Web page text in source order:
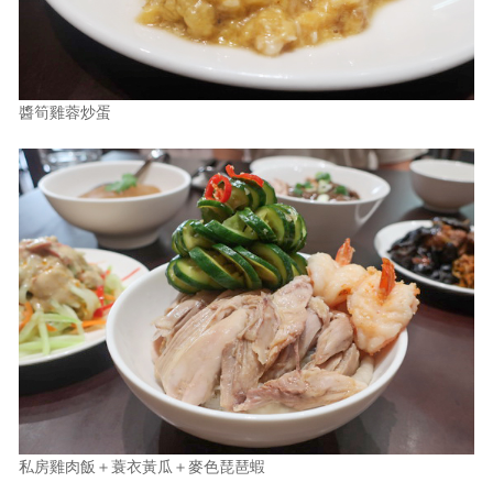
醬筍雞蓉炒蛋
私房雞肉飯＋蓑衣黃瓜＋麥色琵琶蝦